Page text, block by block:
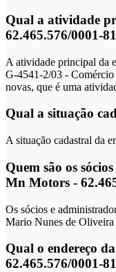
Qual a atividade
62.465.576/0001-
A atividade principal da
G-4541-2/03 - Comércio
novas, que é uma
Qual a situação
A situação cadastral da
Quem são os
Mn Motors -
Os sócios e
Mario Nunes de
Qual o endereço
62.465.576/0001-